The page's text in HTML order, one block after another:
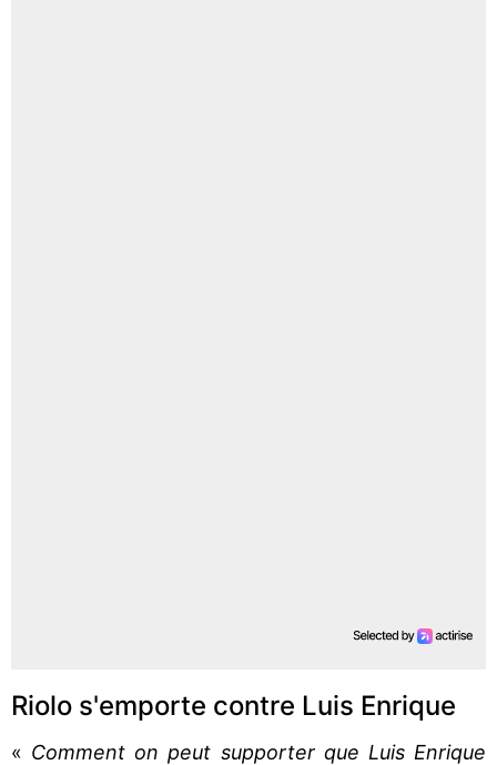
Riolo s'emporte contre Luis Enrique
« Comment on peut supporter que Luis Enrique